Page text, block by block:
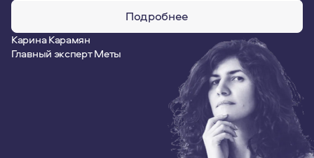
Подробнее
Карина Карамян
Главный эксперт Меты